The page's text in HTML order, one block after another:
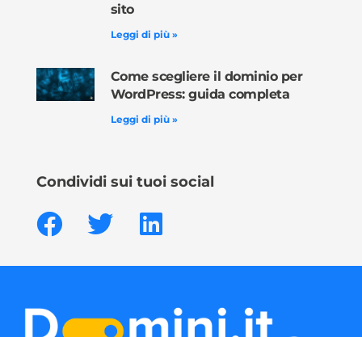
sito
Leggi di più »
Come scegliere il dominio per
WordPress: guida completa
Leggi di più »
Condividi sui tuoi social